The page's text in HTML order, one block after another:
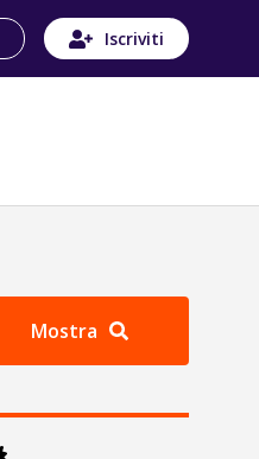
Iscriviti
Mostra